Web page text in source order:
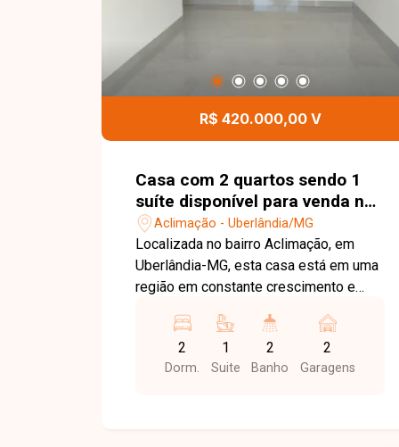
R$ 420.000,00 V
Casa com 2 quartos sendo 1
suíte disponível para venda no
bairro Aclimação em
Uberlândia-MG
Aclimação - Uberlândia/MG
Localizada no bairro Aclimação, em
Uberlândia-MG, esta casa está em uma
região em constante crescimento e
principais vias da cidade e próxima a
supermercados, escolas, farmácias,
comércios e diversos serviços,
2
Dorm.
1
Suite
2
Banho
2
Garagens